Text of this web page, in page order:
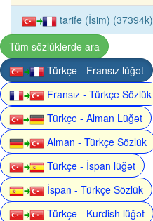
tarife (İsim) (37394k)
Tüm sözlüklerde ara
Türkçe - Fransız lüğət
Fransız - Türkçe Sözlük
Türkçe - Alman Lüğət
Alman - Türkçe Sözlük
Türkçe - İspan lüğət
İspan - Türkçe Sözlük
Türkçe - Kurdish lüğət